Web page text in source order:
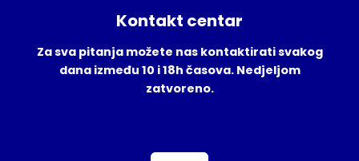
Kontakt centar
Za sva pitanja možete nas kontaktirati svakog
dana između 10 i 18h časova. Nedjeljom
zatvoreno.